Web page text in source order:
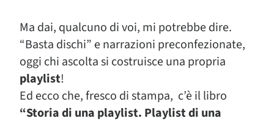
Ma dai, qualcuno di voi, mi potrebbe dire.
“Basta dischi” e narrazioni preconfezionate,
oggi chi ascolta si costruisce una propria
playlist!
Ed ecco che, fresco di stampa, c’è il libro
“Storia di una playlist. Playlist di una